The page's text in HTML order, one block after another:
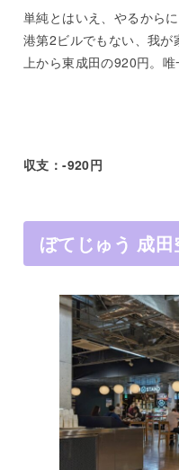
単純とはいえ、やるから
港第2ビルでもない、我
上から東成田の920円。
収支：-920円
ぼてじゅう 成